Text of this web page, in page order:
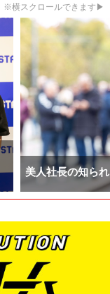
※横スクロールできます▶
美人社長の知ら